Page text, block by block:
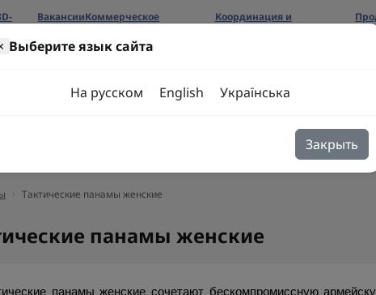
ВакансииКоммерческое
Координация и
Тактические панамы женские
Выберите язык сайта
На русском English Українська
Закрыть
панамы женские
панамы женские сочетают бескомпромиссную